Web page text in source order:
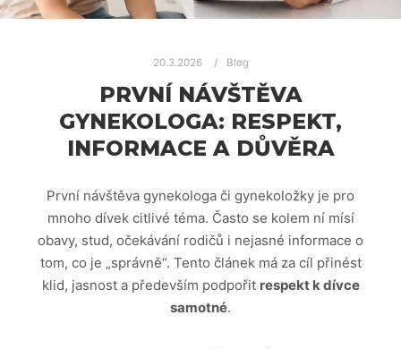
20.3.2026 Blog
PRVNÍ NÁVŠTĚVA
GYNEKOLOGA: RESPEKT,
INFORMACE A DŮVĚRA
První návštěva gynekologa či gynekoložky je pro
mnoho dívek citlivé téma. Často se kolem ní mísí
obavy, stud, očekávání rodičů i nejasné informace o
tom, co je „správně“. Tento článek má za cíl přinést
klid, jasnost a především podpořit respekt k dívce
samotné.